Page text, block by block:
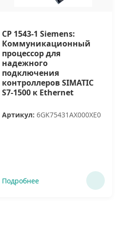
CP 1543-1 Siemens:
Коммуникационный
процессор для
надежного
подключения
контроллеров SIMATIC
S7-1500 к Ethernet
Артикул: 6GK75431AX000XE0
Подробнее